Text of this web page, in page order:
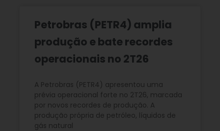
Petrobras (PETR4) amplia
produção e bate recordes
operacionais no 2T26
A Petrobras (PETR4) apresentou uma
prévia operacional forte no 2T26, marcada
por novos recordes de produção. A
produção própria de petróleo, líquidos de
gás natural